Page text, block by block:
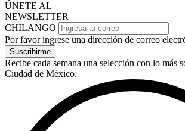
ÚNETE AL
NEWSLETTER
CHILANGO
Por favor ingrese una dirección de correo
Suscribirme
Recibe cada semana una selección con lo más
Ciudad de México.